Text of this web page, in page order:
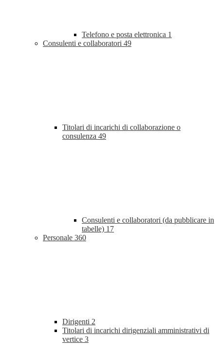
Telefono e posta elettronica 1
Consulenti e collaboratori 49
Titolari di incarichi di collaborazione o
consulenza 49
Consulenti e collaboratori (da pubblicare in
tabelle) 17
Personale 360
Dirigenti 2
Titolari di incarichi dirigenziali amministrativi di
vertice 3